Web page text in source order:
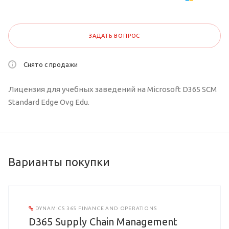
ЗАДАТЬ ВОПРОС
Снято с продажи
Лицензия для учебных заведений на Microsoft D365 SCM
Standard Edge Ovg Edu.
Варианты покупки
DYNAMICS 365 FINANCE AND OPERATIONS
D365 Supply Chain Management